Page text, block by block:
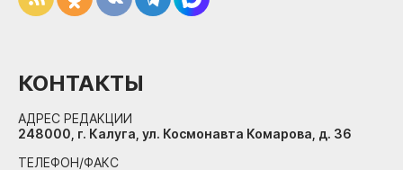
КОНТАКТЫ
АДРЕС РЕДАКЦИИ
248000, г. Калуга, ул. Космонавта Комарова, д. 36
ТЕЛЕФОН/ФАКС